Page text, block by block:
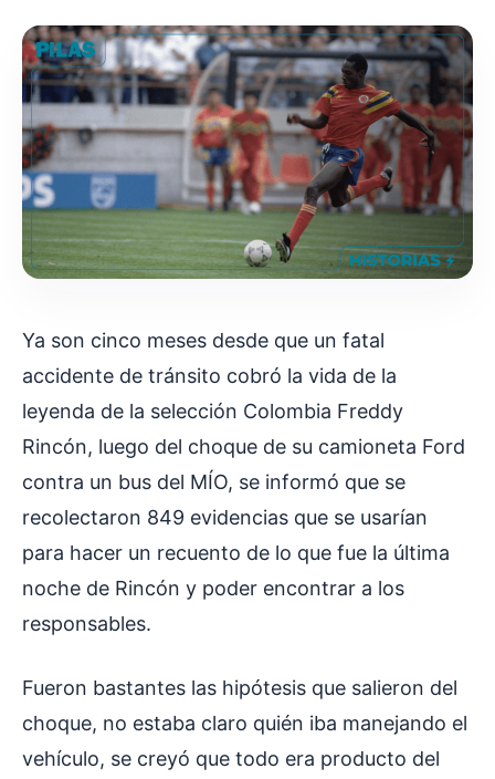
Ya son cinco meses desde que un fatal
accidente de tránsito cobró la vida de la
leyenda de la selección Colombia Freddy
Rincón, luego del choque de su camioneta Ford
contra un bus del MÍO, se informó que se
recolectaron 849 evidencias que se usarían
para hacer un recuento de lo que fue la última
noche de Rincón y poder encontrar a los
responsables.
Fueron bastantes las hipótesis que salieron del
choque, no estaba claro quién iba manejando el
vehículo, se creyó que todo era producto del